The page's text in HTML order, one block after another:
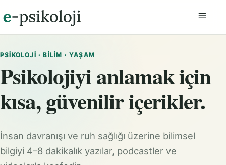
PSIKOLOJI · BILIM · YAŞAM
Psikolojiyi anlamak için
kısa, güvenilir içerikler.
İnsan davranışı ve ruh sağlığı üzerine bilimsel
bilgiyi 4–8 dakikalık yazılar, podcastler ve